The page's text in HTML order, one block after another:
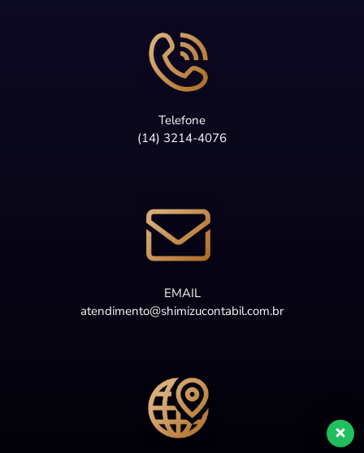
Telefone
(14) 3214-4076
EMAIL
atendimento@shimizucontabil.com.br